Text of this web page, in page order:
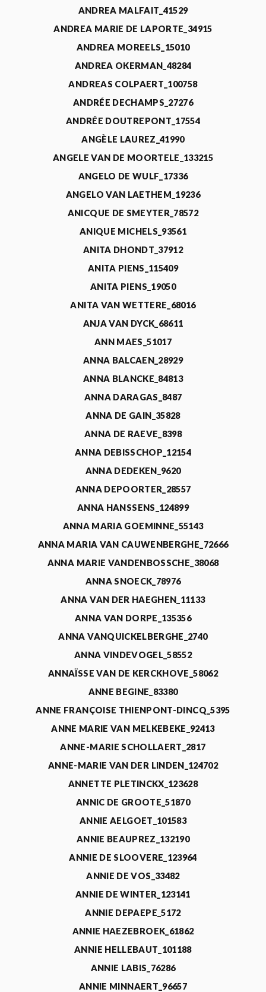
ANDREA MALFAIT_41529
ANDREA MARIE DE LAPORTE_34915
ANDREA MOREELS_15010
ANDREA OKERMAN_48284
ANDREAS COLPAERT_100758
ANDRÉE DECHAMPS_27276
ANDRÉE DOUTREPONT_17554
ANGÈLE LAUREZ_41990
ANGELE VAN DE MOORTELE_133215
ANGELO DE WULF_17336
ANGELO VAN LAETHEM_19236
ANICQUE DE SMEYTER_78572
ANIQUE MICHELS_93561
ANITA DHONDT_37912
ANITA PIENS_115409
ANITA PIENS_19050
ANITA VAN WETTERE_68016
ANJA VAN DYCK_68611
ANN MAES_51017
ANNA BALCAEN_28929
ANNA BLANCKE_84813
ANNA DARAGAS_8487
ANNA DE GAIN_35828
ANNA DE RAEVE_8398
ANNA DEBISSCHOP_12154
ANNA DEDEKEN_9620
ANNA DEPOORTER_28557
ANNA HANSSENS_124899
ANNA MARIA GOEMINNE_55143
ANNA MARIA VAN CAUWENBERGHE_72666
ANNA MARIE VANDENBOSSCHE_38068
ANNA SNOECK_78976
ANNA VAN DER HAEGHEN_11133
ANNA VAN DORPE_135356
ANNA VANQUICKELBERGHE_2740
ANNA VINDEVOGEL_58552
ANNAÏSSE VAN DE KERCKHOVE_58062
ANNE BEGINE_83380
ANNE FRANÇOISE THIENPONT-DINCQ_5395
ANNE MARIE VAN MELKEBEKE_92413
ANNE-MARIE SCHOLLAERT_2817
ANNE-MARIE VAN DER LINDEN_124702
ANNETTE PLETINCKX_123628
ANNIC DE GROOTE_51870
ANNIE AELGOET_101583
ANNIE BEAUPREZ_132190
ANNIE DE SLOOVERE_123964
ANNIE DE VOS_33482
ANNIE DE WINTER_123141
ANNIE DEPAEPE_5172
ANNIE HAEZEBROEK_61862
ANNIE HELLEBAUT_101188
ANNIE LABIS_76286
ANNIE MINNAERT_96657